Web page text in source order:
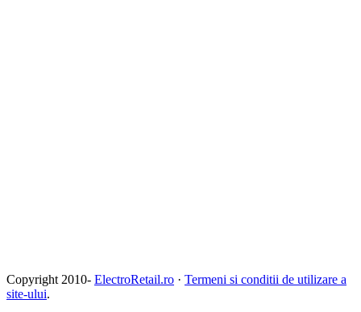
Copyright 2010- ElectroRetail.ro · Termeni si conditii de utilizare a
site-ului.